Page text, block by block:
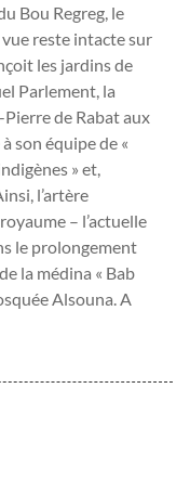
Bou Regreg, le
vue reste intacte sur
les jardins de
Parlement, la
de Rabat aux
son équipe de «
» et,
l’artère
– l’actuelle
le prolongement
la médina « Bab
Alsouna. A